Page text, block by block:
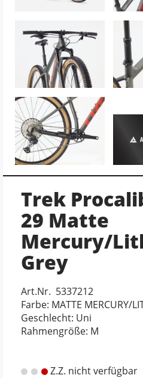
Trek
29 Matte
Mercury/
Grey
Art.Nr. 5337212
Farbe: MATTE MERCURY/
Geschlecht: Uni
Rahmengröße: M
Z.Z. nicht verfügbar